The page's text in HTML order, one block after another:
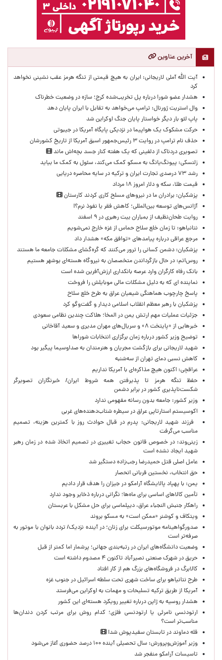
آخرین عناوین
آیت الله آملی لاریجانی: ایران به هیچ قیمتی از تنگه هرمز عقب نشینی نخواهد
کرد
هشدار عضو شورا درباره پل تخریب‌شده کرج؛ سازه در وضعیت خطرناک
وال‌ استریت ژورنال: ترامپ می‌خواهد به تقابل با ایران پایان دهد
پاپ لئو بار دیگر خواستار پایان جنگ اوکراین شد
حرکت مشکوک یک هواپیما در نزدیکی پایگاه آمریکا در جیبوتی
حذف نام ترامپ در روایت ۳ رئیس‌جمهور اسبق آمریکا از تاریخ کشورشان
تصویری دردناک از دلفینی که یک هفته کنار جسد بچه‌اش ماند
زلنسکی: پیونگ‌یانگ به مسکو کمک می‌کند، سئول به کمک ما بیاید
رشد ۷۳ درصدی تجارت ایران و ترکیه در سایه محاصره دریایی
قیمت طلا، سکه و دلار امروز ۱۸ مرداد
پزشکیان: برادران ما در نیروهای مسلح کاری کردند کارستان
آژانس‌های توسعه بین‌المللی؛ کاهش فقر یا نفوذ نرم؟!
روایت طحان‌نظیف از بمباران بیت رهبری در ۹ اسفند
نتانیاهو: تا زمان خلع سلاح حماس از غزه خارج نمی‌شویم
مرجع عراقی درباره پیامدهای «توافق مکه» هشدار داد
پزشکیان: دشمن کسانی را ترور می‌کنند که گره‌گشای مشکلات جامعه ما هستند
روس‌اتم: در حال بازگرداندن متخصصان به نیروگاه هسته‌ای بوشهر هستیم
بانک رفاه کارگران وارد عرصه بانکداری ارزش‌آفرین شده است
نماینده ای که به دلیل مشکلات مالی موبایلش را فروخت
پاسخ چارچوب هماهنگی شیعیان عراق به طرح خلع سلاح
پزشکیان با رهبر معظم انقلاب اسلامی دیدار و گفت‌وگو کرد
جزئیات عملیات مهم ارتش یمن در المخا؛ هلاکت چندین نظامی سعودی
خبرهایی از «پایتخت ۸» و سریال‌های مهران مدیری و سعید آقاخانی
توضیح وزیر کشور درباره زمان برگزاری انتخابات شوراها
شهید لاریجانی برای بازگشت مجریان و هنرمندان به صداوسیما پیگیر بود
کاهش نسبی دمای تهران از سه‌شنبه
عراقچی: اکنون هیچ مذاکره‌ای با آمریکا نداریم
حفظ تنگه هرمز تا پذیرفتن همه شروط ایران/ خبرنگاران تصویرگر
شکست‌ناپذیری کشور در برابر دشمن
وزیر کشور: جامعه بدون رسانه مفهومی ندارد
اکوسیستم استارتاپی عراق در سیطره شتاب‌دهنده‌‌های غربی
فرزند شهید لاریجانی: پدرم در قبال حوادث روز با کمترین هزینه، تصمیم
مناسب می‌گرفت
زینی‌وند: در خصوص قانون حجاب تغییری در تصمیم اتخاذ شده در زمان رهبر
شهید ایجاد نشده است
عامل اصلی قتل حمیدرضا رجب‌زاده دستگیر شد
حق انتخاب، نخستین قربانی انحصار
یمن: با پهپاد پالایشگاه آرامکو در جیزان را هدف قرار دادیم
تأمین کالاهای اساسی برای ماه‌ها؛ نگرانی درباره ذخایر وجود ندارد
راهکار جنبش النجباء عراق، دیپلماسی برای حل مشکل با عربستان
ویتکاف و کوشنر «ممکن است» به مسکو بروند
صدورگواهینامه موتورسیکلت برای زنان؛ در آینده نزدیک/ تردد بانوان با موتور به‌
صرفه‌تر است
وضعیت دانشگاه‌های ایران در رتبه‌بندی جهانی؛ پرشمار اما کمتر از قبل
حریق در شهرک صنعتی نصیرآباد تاکنون ۴ مصدوم داشته است
کالابرگ در فروشگاه‌های بزرگ هم از کار افتاد
طرح نتانیاهو برای ساخت شهری تحت سلطه اسرائیل در جنوب غزه
آمریکا از طریق ترکیه تسلیحات و مهمات به اوکراین می‌فرستد
هشدار روسیه به ژاپن درباره تغییر رویکرد هسته‌ای این کشور
ارتودنسی نامرئی یا ارتودنسی فلزی؛ کدام روش برای مرتب کردن دندان‌ها
مناسب‌تر است؟
قله دماوند در تابستان سفیدپوش شد!
وزیر آموزش‌وپرورش: سال تحصیلی آینده ۱۰۰ درصد حضوری آغاز می‌شود
تاسیسات آرامکو منفجر شد